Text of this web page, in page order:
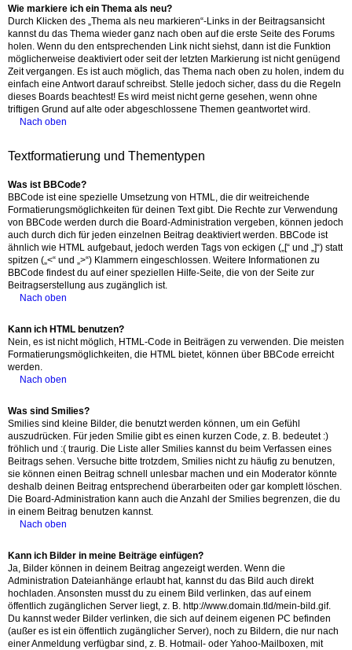
Wie markiere ich ein Thema als neu?
Durch Klicken des „Thema als neu markieren“-Links in der Beitragsansicht
kannst du das Thema wieder ganz nach oben auf die erste Seite des Forums
holen. Wenn du den entsprechenden Link nicht siehst, dann ist die Funktion
möglicherweise deaktiviert oder seit der letzten Markierung ist nicht genügend
Zeit vergangen. Es ist auch möglich, das Thema nach oben zu holen, indem du
einfach eine Antwort darauf schreibst. Stelle jedoch sicher, dass du die Regeln
dieses Boards beachtest! Es wird meist nicht gerne gesehen, wenn ohne
triftigen Grund auf alte oder abgeschlossene Themen geantwortet wird.
Nach oben
Textformatierung und Thementypen
Was ist BBCode?
BBCode ist eine spezielle Umsetzung von HTML, die dir weitreichende
Formatierungsmöglichkeiten für deinen Text gibt. Die Rechte zur Verwendung
von BBCode werden durch die Board-Administration vergeben, können jedoch
auch durch dich für jeden einzelnen Beitrag deaktiviert werden. BBCode ist
ähnlich wie HTML aufgebaut, jedoch werden Tags von eckigen („[“ und „]“) statt
spitzen („<“ und „>“) Klammern eingeschlossen. Weitere Informationen zu
BBCode findest du auf einer speziellen Hilfe-Seite, die von der Seite zur
Beitragserstellung aus zugänglich ist.
Nach oben
Kann ich HTML benutzen?
Nein, es ist nicht möglich, HTML-Code in Beiträgen zu verwenden. Die meisten
Formatierungsmöglichkeiten, die HTML bietet, können über BBCode erreicht
werden.
Nach oben
Was sind Smilies?
Smilies sind kleine Bilder, die benutzt werden können, um ein Gefühl
auszudrücken. Für jeden Smilie gibt es einen kurzen Code, z. B. bedeutet :)
fröhlich und :( traurig. Die Liste aller Smilies kannst du beim Verfassen eines
Beitrags sehen. Versuche bitte trotzdem, Smilies nicht zu häufig zu benutzen,
sie können einen Beitrag schnell unlesbar machen und ein Moderator könnte
deshalb deinen Beitrag entsprechend überarbeiten oder gar komplett löschen.
Die Board-Administration kann auch die Anzahl der Smilies begrenzen, die du
in einem Beitrag benutzen kannst.
Nach oben
Kann ich Bilder in meine Beiträge einfügen?
Ja, Bilder können in deinem Beitrag angezeigt werden. Wenn die
Administration Dateianhänge erlaubt hat, kannst du das Bild auch direkt
hochladen. Ansonsten musst du zu einem Bild verlinken, das auf einem
öffentlich zugänglichen Server liegt, z. B. http://www.domain.tld/mein-bild.gif.
Du kannst weder Bilder verlinken, die sich auf deinem eigenen PC befinden
(außer es ist ein öffentlich zugänglicher Server), noch zu Bildern, die nur nach
einer Anmeldung verfügbar sind, z. B. Hotmail- oder Yahoo-Mailboxen, mit